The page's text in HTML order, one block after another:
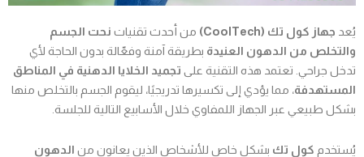
يُعد جهاز كول تك (CoolTech) من أحدث تقنيات نحت الجسم
والتخلص من الدهون العنيدة بطريقة آمنة وفعّالة بدون الحاجة لأي
تدخل جراحي. تعتمد هذه التقنية على تجميد الخلايا الدهنية في المناطق
المستهدفة، مما يؤدي إلى تكسيرها تدريجيًا، ليقوم الجسم بالتخلص منها
بشكل طبيعي عبر الجهاز اللمفاوي خلال الأسابيع التالية للجلسة.
يُستخدم كول تك بشكل خاص للأشخاص الذين يعانون من الدهون